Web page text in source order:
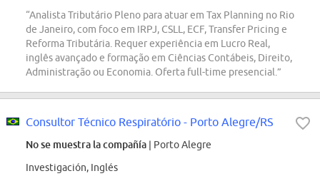
“Analista Tributário Pleno para atuar em Tax Planning no Rio
de Janeiro, com foco em IRPJ, CSLL, ECF, Transfer Pricing e
Reforma Tributária. Requer experiência em Lucro Real,
inglês avançado e formação em Ciências Contábeis, Direito,
Administração ou Economia. Oferta full-time presencial.”
Consultor Técnico Respiratório - Porto Alegre/RS
No se muestra la compañía | Porto Alegre
Investigación, Inglés